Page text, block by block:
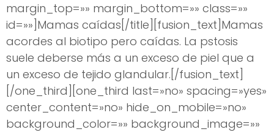
margin_top=»» margin_bottom=»» class=»»
id=»»]Mamas caídas[/title][fusion_text]Mamas
acordes al biotipo pero caídas. La pstosis
suele deberse más a un exceso de piel que a
un exceso de tejido glandular.[/fusion_text]
[/one_third][one_third last=»no» spacing=»yes»
center_content=»no» hide_on_mobile=»no»
background_color=»» background_image=»»